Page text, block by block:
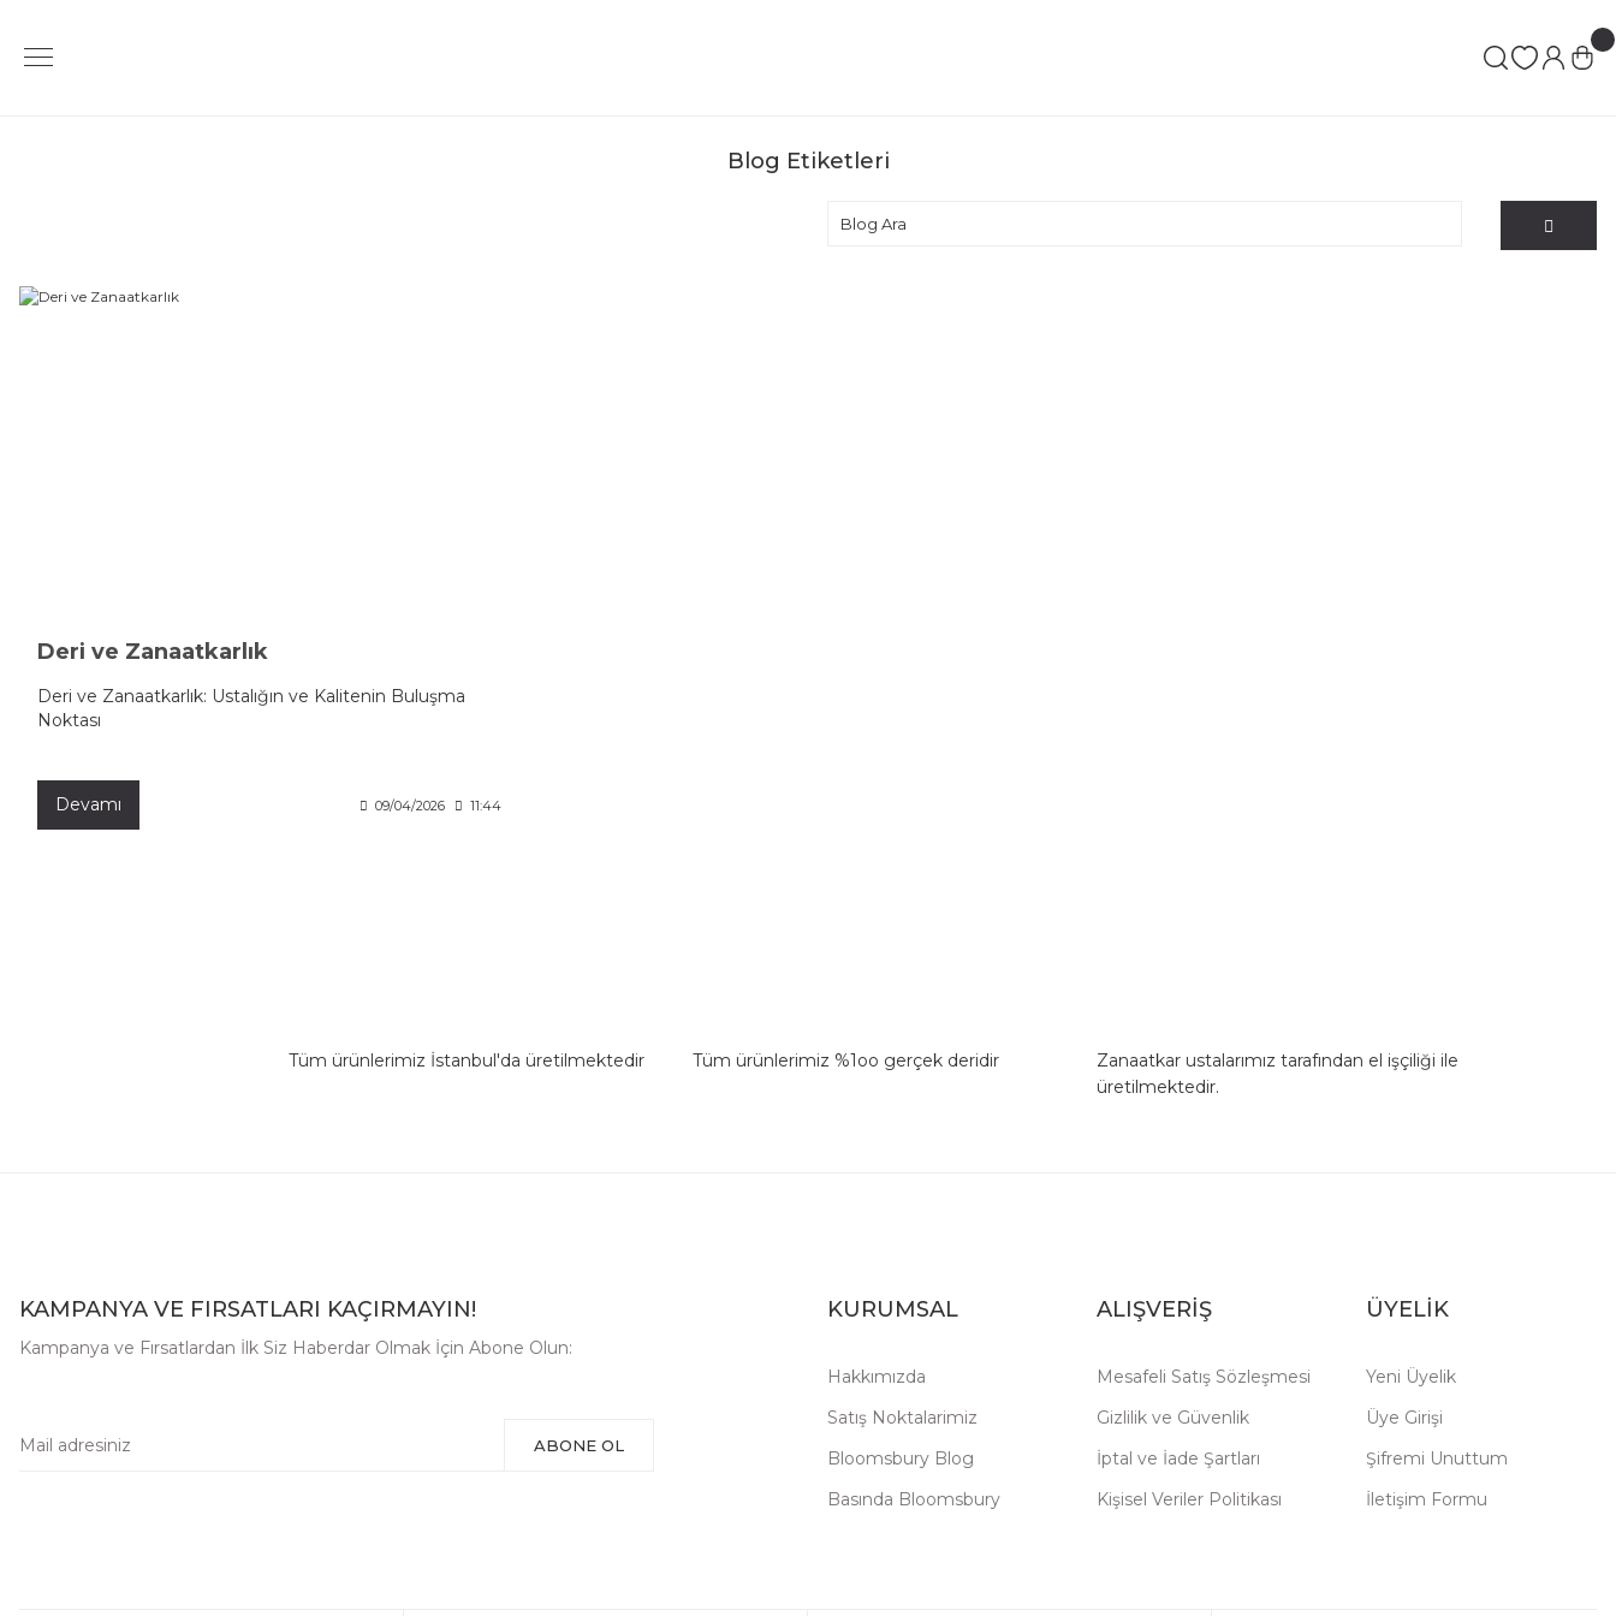
Blog Etiketleri
Deri ve Zanaatkarlık
Deri ve Zanaatkarlık: Ustalığın ve Kalitenin Buluşma
Noktası
Devamı 09/04/2026 11:44
Tüm ürünlerimiz İstanbul'da üretilmektedir Tüm ürünlerimiz %1oo gerçek deridir
Zanaatkar ustalarımız tarafından el işçiliği ile
üretilmektedir.
KAMPANYA VE FIRSATLARI KAÇIRMAYIN!
Kampanya ve Fırsatlardan İlk Siz Haberdar Olmak İçin Abone Olun:
ABONE OL
KURUMSAL
Hakkımızda
Satış Noktalarimiz
Bloomsbury Blog
Basında Bloomsbury
ALIŞVERİŞ
Mesafeli Satış Sözleşmesi
Gizlilik ve Güvenlik
İptal ve İade Şartları
Kişisel Veriler Politikası
ÜYELİK
Yeni Üyelik
Üye Girişi
Şifremi Unuttum
İletişim Formu